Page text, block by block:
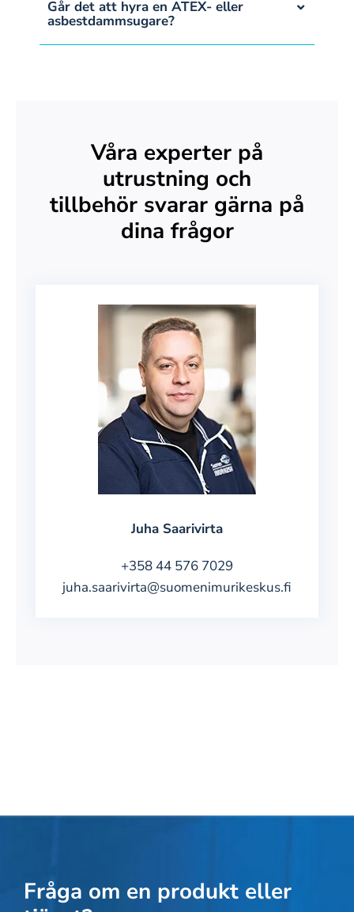
Går det att hyra en ATEX- eller
asbestdammsugare?
Våra experter på
utrustning och
tillbehör svarar gärna på
dina frågor
Juha Saarivirta
+358 44 576 7029
juha.saarivirta@suomenimurikeskus.fi
Fråga om en produkt eller